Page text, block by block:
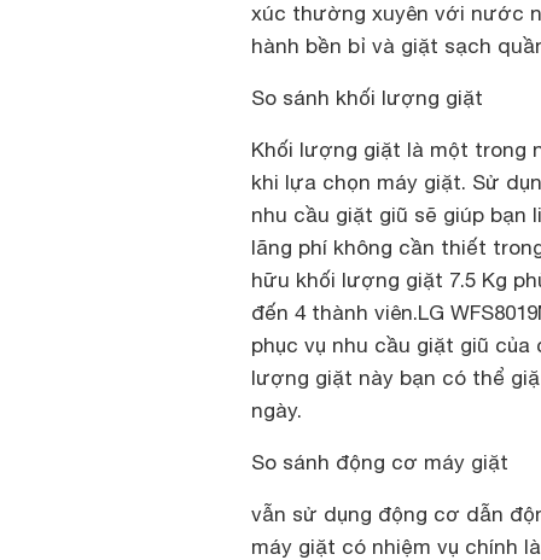
xúc thường xuyên với nước
hành bền bỉ và giặt sạch
So sánh khối lượng giặt
Khối lượng giặt là một trong
khi lựa chọn máy giặt. Sử
nhu cầu giặt giũ sẽ giúp
lãng phí không cần thiết
hữu khối lượng giặt 7.5 Kg
đến 4 thành viên.LG
phục vụ nhu cầu giặt giũ
lượng giặt này bạn có thể
ngày.
So sánh động cơ máy giặt
vẫn sử dụng động cơ dẫn
máy giặt có nhiệm vụ chính